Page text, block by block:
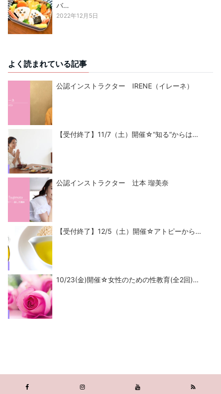
バ…
2022年12月5日
よく読まれている記事
公認インストラクター IRENE（イレーネ）
【受付終了】11/7（土）開催☆“知る“からは…
公認インストラクター 辻本 瑠美奈
【受付終了】12/5（土）開催☆アトピーから…
10/23(金)開催☆女性のための性教育(全2回)…